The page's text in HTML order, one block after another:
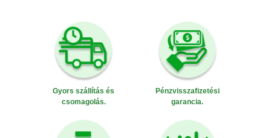
Gyors szállítás és
csomagolás.
Pénzvisszafizetési
garancia.